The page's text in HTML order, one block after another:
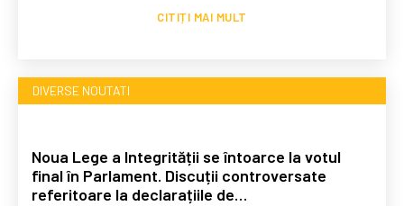
CITIȚI MAI MULT
DIVERSE NOUTATI
Noua Lege a Integrității se întoarce la votul
final în Parlament. Discuții controversate
referitoare la declarațiile de…